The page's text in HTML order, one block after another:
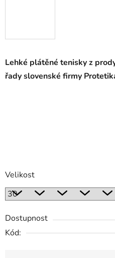
Lehké plátěné teniskyz
řady slovenské firmy
Velikost
Dostupnost
Kód: